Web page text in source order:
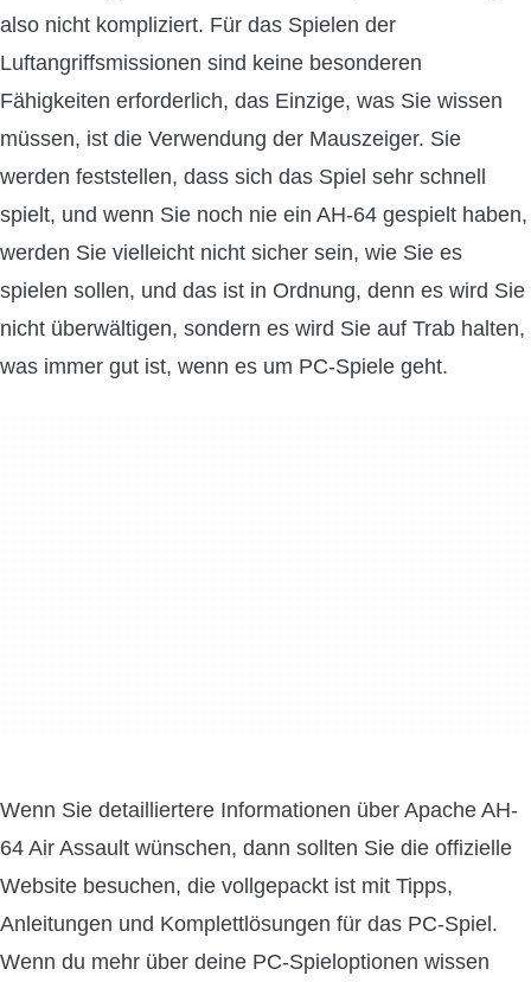
also nicht kompliziert. Für das Spielen der
Luftangriffsmissionen sind keine besonderen
Fähigkeiten erforderlich, das Einzige, was Sie wissen
müssen, ist die Verwendung der Mauszeiger. Sie
werden feststellen, dass sich das Spiel sehr schnell
spielt, und wenn Sie noch nie ein AH-64 gespielt haben,
werden Sie vielleicht nicht sicher sein, wie Sie es
spielen sollen, und das ist in Ordnung, denn es wird Sie
nicht überwältigen, sondern es wird Sie auf Trab halten,
was immer gut ist, wenn es um PC-Spiele geht.
Wenn Sie detailliertere Informationen über Apache AH-
64 Air Assault wünschen, dann sollten Sie die offizielle
Website besuchen, die vollgepackt ist mit Tipps,
Anleitungen und Komplettlösungen für das PC-Spiel.
Wenn du mehr über deine PC-Spieloptionen wissen